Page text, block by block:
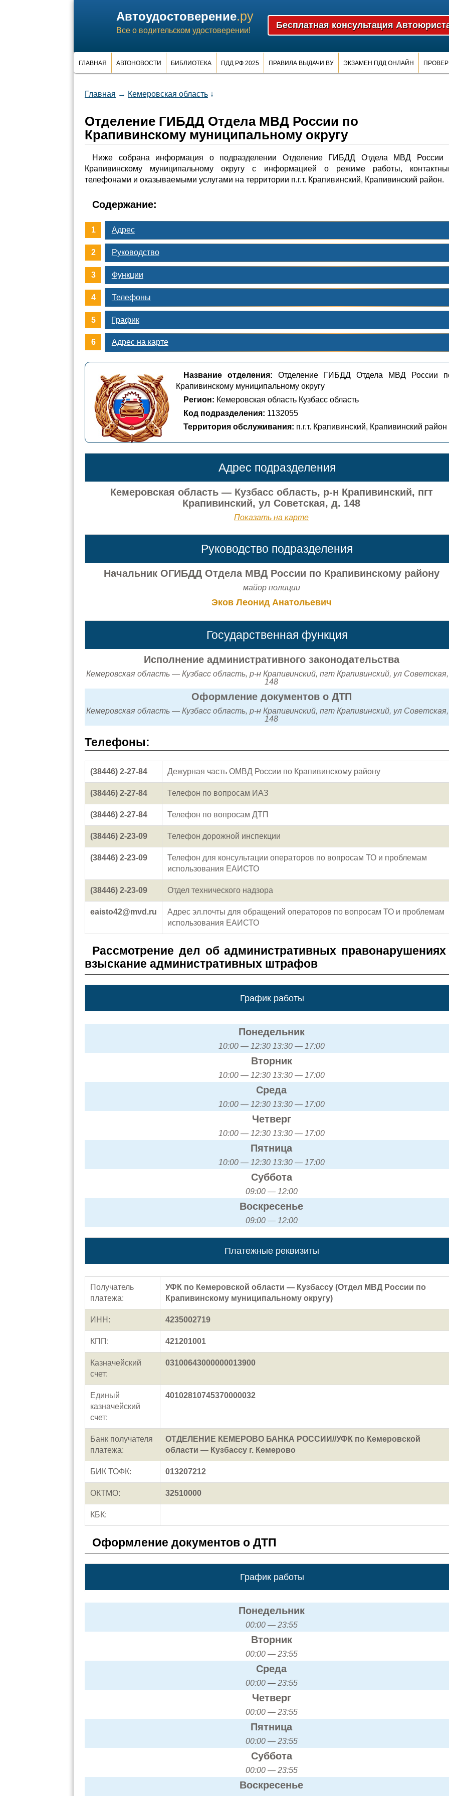
Автоудостоверение.ру
Все о водительском удостоверении!
ГЛАВНАЯ АВТОНОВОСТИ БИБЛИОТЕКА ПДД РФ 2025 ПРАВИЛА ВЫДАЧИ ВУ ЭКЗАМЕН ПДД ОНЛАЙН
Главная → Кемеровская область ↓
Отделение ГИБДД Отдела МВД России по
Крапивинскому муниципальному округу
Ниже собрана информация о подразделении Отделение ГИБДД Отдела МВД России
Крапивинскому муниципальному округу с информацией о режиме работы,
телефонами и оказываемыми услугами на территории п.г.т. Крапивинский, Крапивинский район.
Содержание:
Адрес
Руководство
Функции
Телефоны
График
Адрес на карте
Название отделения: Отделение ГИБДД Отдела МВД России
Крапивинскому муниципальному округу
Регион: Кемеровская область Кузбасс область
Код подразделения: 1132055
Территория обслуживания: п.г.т. Крапивинский, Крапивинский район
Адрес подразделения
Кемеровская область — Кузбасс область, р-н Крапивинский, пгт
Крапивинский, ул Советская, д. 148
Показать на карте
Руководство подразделения
Начальник ОГИБДД Отдела МВД России по Крапивинскому району
майор полиции
Эков Леонид Анатольевич
Государственная функция
Исполнение административного законодательства
Кемеровская область — Кузбасс область, р-н Крапивинский, пгт Крапивинский, ул
148
Оформление документов о ДТП
Кемеровская область — Кузбасс область, р-н Крапивинский, пгт Крапивинский, ул
148
Телефоны:
(38446) 2-27-84 Дежурная часть ОМВД России по Крапивинскому району
(38446) 2-27-84 Телефон по вопросам ИАЗ
(38446) 2-27-84 Телефон по вопросам ДТП
(38446) 2-23-09 Телефон дорожной инспекции
(38446) 2-23-09
Телефон для консультации операторов по вопросам ТО и проблемам
использования ЕАИСТО
(38446) 2-23-09 Отдел технического надзора
eaisto42@mvd.ru
Адрес эл.почты для обращений операторов по вопросам ТО и проблемам
использования ЕАИСТО
Рассмотрение дел об административных
взыскание административных штрафов
График работы
Понедельник
10:00 — 12:30 13:30 — 17:00
Вторник
10:00 — 12:30 13:30 — 17:00
Среда
10:00 — 12:30 13:30 — 17:00
Четверг
10:00 — 12:30 13:30 — 17:00
Пятница
10:00 — 12:30 13:30 — 17:00
Суббота
09:00 — 12:00
Воскресенье
09:00 — 12:00
Платежные реквизиты
Получатель
платежа:
УФК по Кемеровской области — Кузбассу (Отдел МВД России по
Крапивинскому муниципальному округу)
ИНН: 4235002719
КПП: 421201001
Казначейский
счет:
03100643000000013900
Единый
казначейский
счет:
40102810745370000032
Банк получателя
платежа:
ОТДЕЛЕНИЕ КЕМЕРОВО БАНКА РОССИИ//УФК по Кемеровской
области — Кузбассу г. Кемерово
БИК ТОФК: 013207212
ОКТМО: 32510000
КБК:
Оформление документов о ДТП
График работы
Понедельник
00:00 — 23:55
Вторник
00:00 — 23:55
Среда
00:00 — 23:55
Четверг
00:00 — 23:55
Пятница
00:00 — 23:55
Суббота
00:00 — 23:55
Воскресенье